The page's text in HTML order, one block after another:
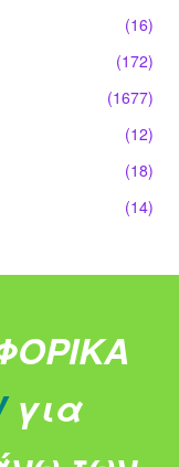
(16)
(172)
(1677)
(12)
(18)
(14)
για